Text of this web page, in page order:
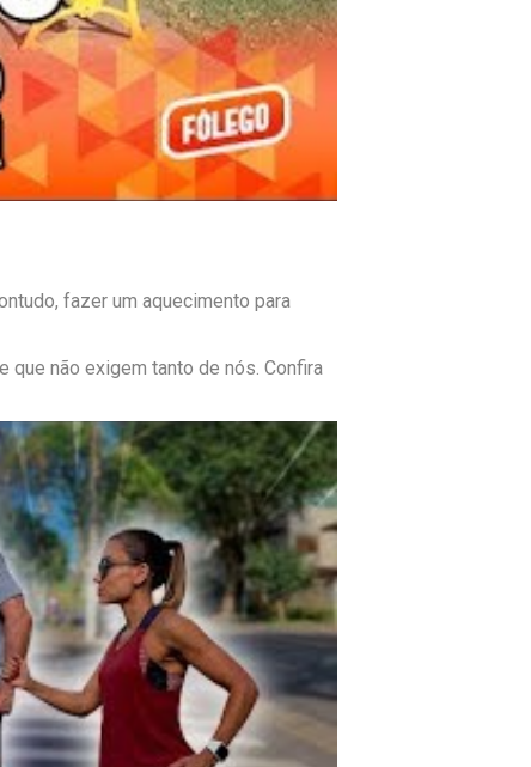
fazer um aquecimento para
não exigem tanto de nós. Confira